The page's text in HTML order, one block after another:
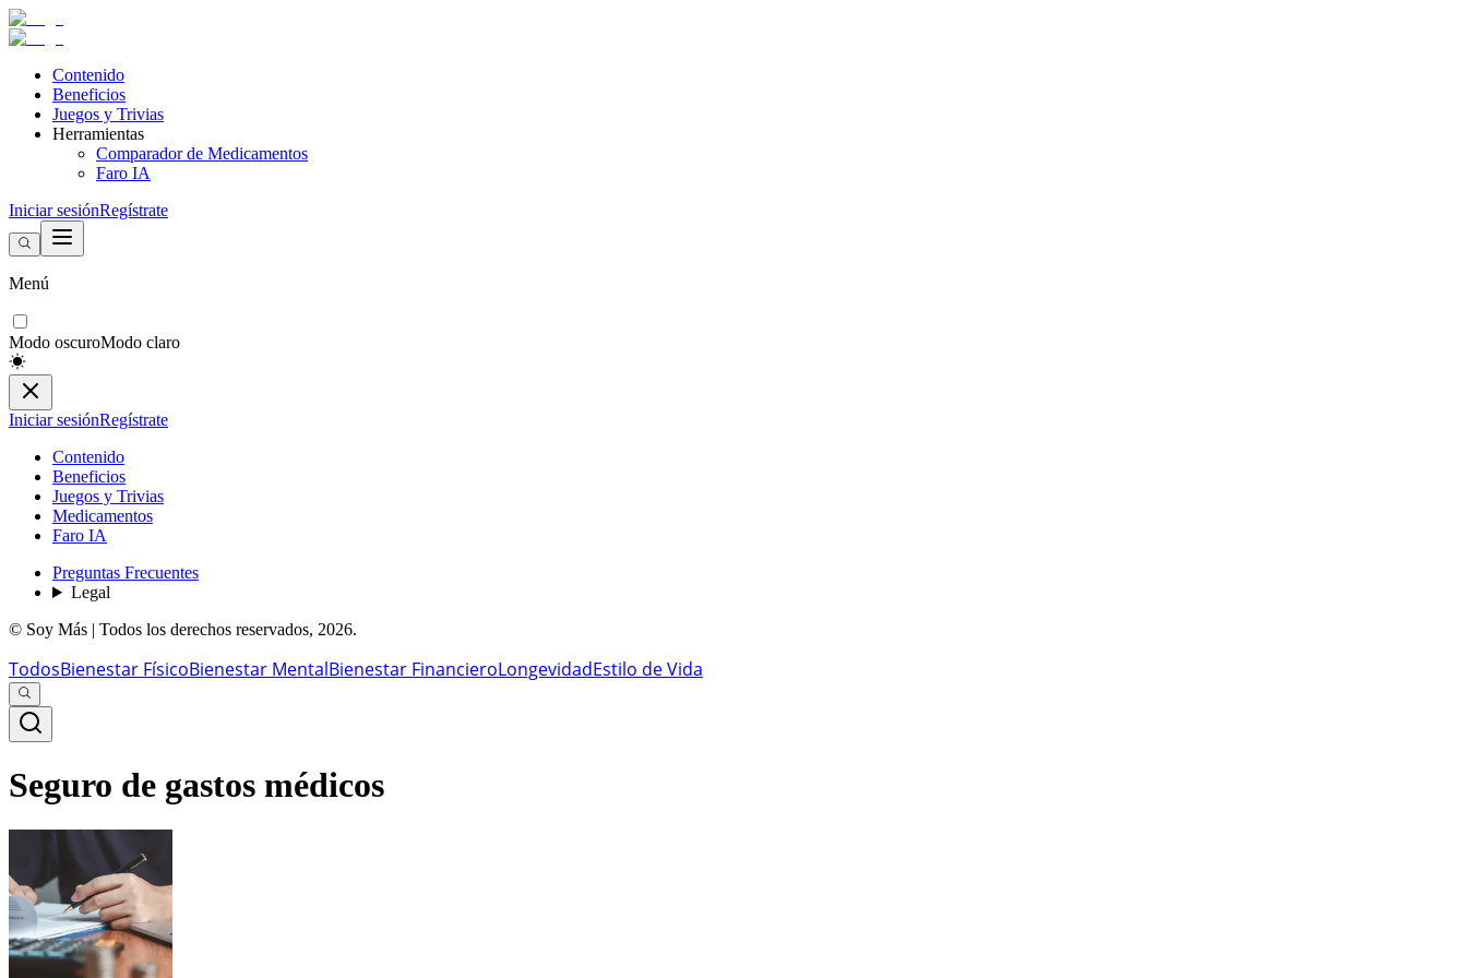
Contenido
Beneficios
Juegos y Trivias
Herramientas
Comparador de Medicamentos
Faro IA
Iniciar sesiónRegístrate
Menú
Modo oscuroModo claro
Iniciar sesiónRegístrate
Contenido
Beneficios
Juegos y Trivias
Medicamentos
Faro IA
Preguntas Frecuentes
Legal
© Soy Más | Todos los derechos reservados, 2026.
TodosBienestar FísicoBienestar MentalBienestar FinancieroLongevidadEstilo de Vida
Seguro de gastos médicos